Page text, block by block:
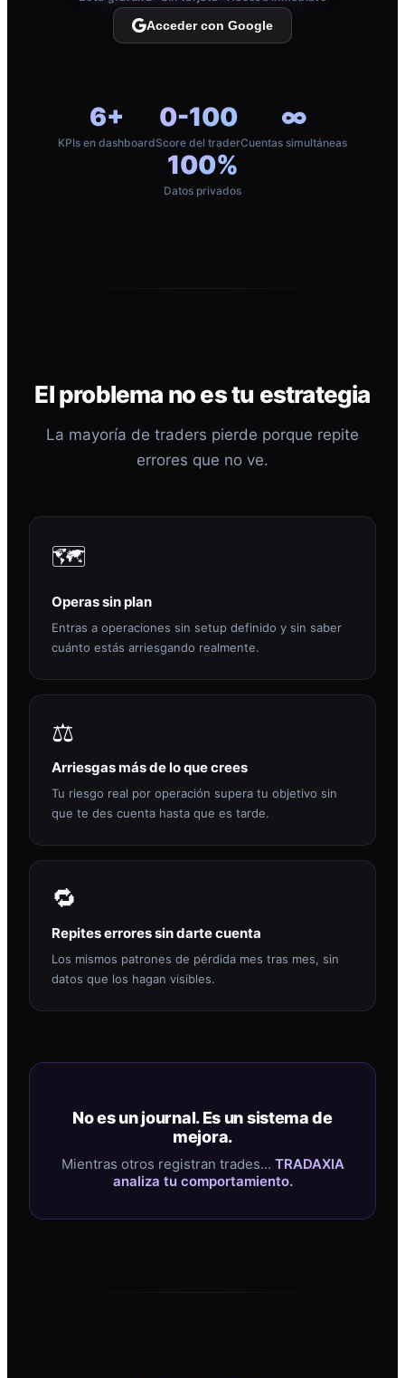
Acceder con Google
6+
KPIs en dashboard
0-100
Score del trader
∞
Cuentas simultáneas
100%
Datos privados
El problema no es tu estrategia
La mayoría de traders pierde porque repite
errores que no ve.
🗺️
Operas sin plan
Entras a operaciones sin setup definido y sin saber
cuánto estás arriesgando realmente.
⚖️
Arriesgas más de lo que crees
Tu riesgo real por operación supera tu objetivo sin
que te des cuenta hasta que es tarde.
🔁
Repites errores sin darte cuenta
Los mismos patrones de pérdida mes tras mes, sin
datos que los hagan visibles.
No es un journal. Es un sistema de
mejora.
Mientras otros registran trades… TRADAXIA
analiza tu comportamiento.